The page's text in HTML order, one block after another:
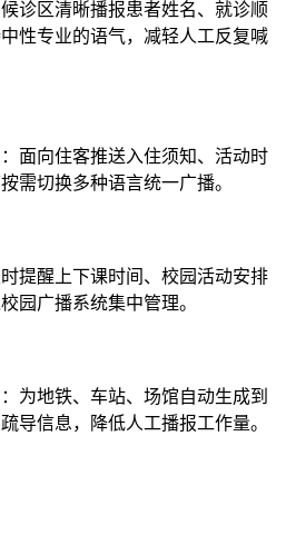
诊区清晰播报患者姓名、就诊顺
性专业的语气，减轻人工反复喊
面向住客推送入住须知、活动时
需切换多种语言统一广播。
提醒上下课时间、校园活动安排
园广播系统集中管理。
为地铁、车站、场馆自动生成到
导信息，降低人工播报工作量。